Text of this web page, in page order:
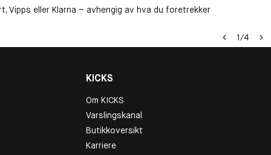
Vipps eller Klarna – avhengig av hva du foretrekker
1/4
KICKS
Om KICKS
Varslingskanal
Butikkoversikt
Karriere